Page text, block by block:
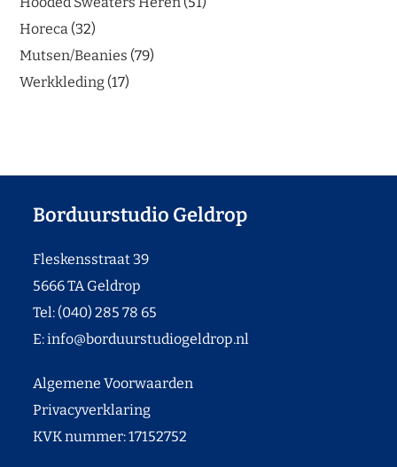
Horeca 32
Mutsen/Beanies 79
Werkkleding 17
Borduurstudio Geldrop
Fleskensstraat 39
5666 TA Geldrop
Tel: (040) 285 78 65
E:info@borduurstudiogeldrop.nl
Algemene Voorwaarden
Privacyverklaring
KVK nummer: 17152752